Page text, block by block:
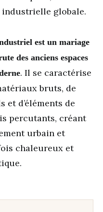
industrielle globale.
est un mariage
des anciens espaces
. Il se caractérise
bruts, de
et d’éléments de
percutants, créant
urbain et
chaleureux et